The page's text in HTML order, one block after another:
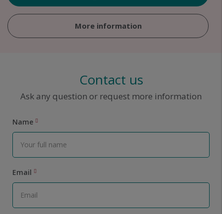
More information
Contact us
Ask any question or request more information
Name
Email